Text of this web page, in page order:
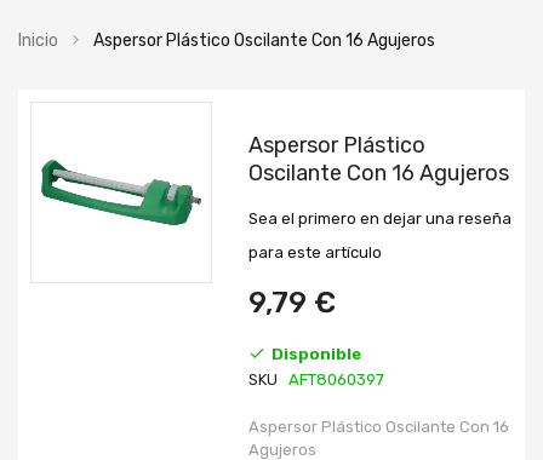
Inicio Aspersor Plástico Oscilante Con 16 Agujeros
final
de
comienzo
galería
Aspersor Plástico
Oscilante Con 16 Agujeros
Sea el primero en dejar una reseña
para este artículo
9,79 €
Disponible
SKU
AFT8060397
Aspersor Plástico Oscilante Con 16
Agujeros